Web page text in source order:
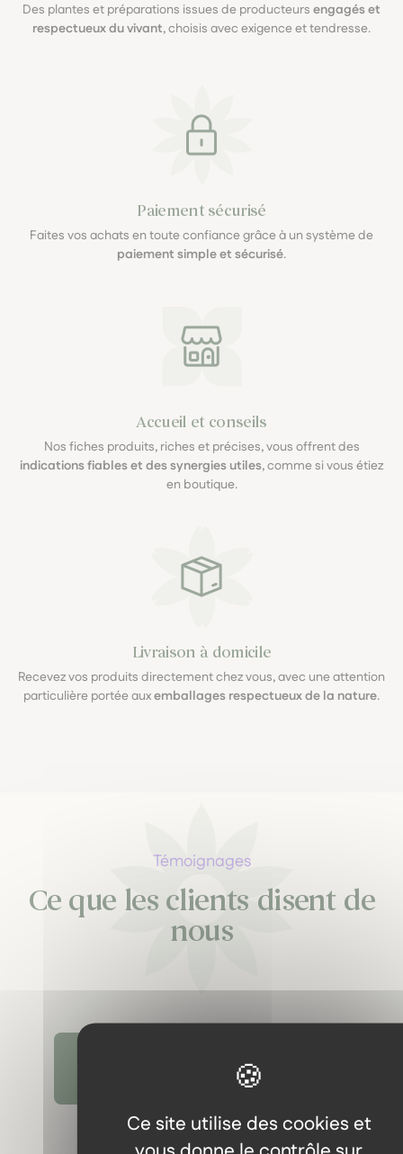
Ce site utilise des cookies et
Des plantes et préparations issues de producteurs engagés et
respectueux du vivant, choisis avec exigence et tendresse.
Paiement sécurisé
Faites vos achats en toute confiance grâce à un système de
paiement simple et sécurisé.
Accueil et conseils
Nos fiches produits, riches et précises, vous offrent des
indications fiables et des synergies utiles, comme si vous étiez
en boutique.
Livraison à domicile
Recevez vos produits directement chez vous, avec une attention
particulière portée auxemballages respectueux de la nature.
Témoignages
Ce que les clients disent de
nous
Découvrir tous les témoignages